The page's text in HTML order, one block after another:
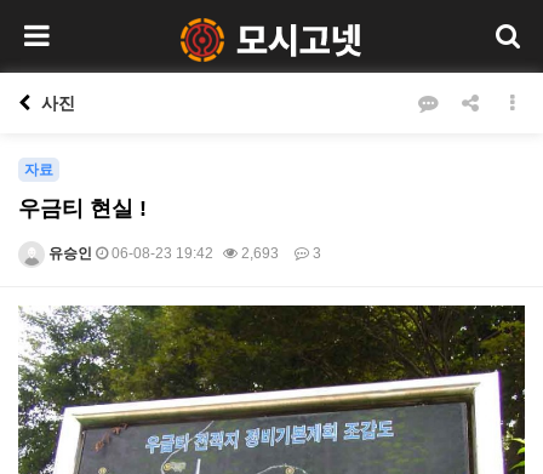
사진
자료
우금티 현실 !
유승인 06-08-23 19:42 2,693 3
본문